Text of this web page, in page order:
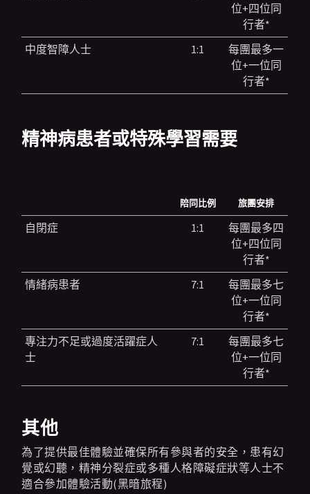
位+四位同
行者*
中度智障人士
1:1
每團最多一
位+一位同
行者*
精神病患者或特殊學習需要
陪同比例 旅團安排
自閉症 1:1
每團最多四
位+四位同
行者*
情緒病患者
7:1
每團最多七
位+一位同
行者*
專注力不足或過度活躍症人
士
7:1
每團最多七
位+一位同
行者*
其他
為了提供最佳體驗並確保所有參與者的安全，患有幻
覺或幻聽，精神分裂症或多種人格障礙症狀等人士不
適合參加體驗活動(黑暗旅程)